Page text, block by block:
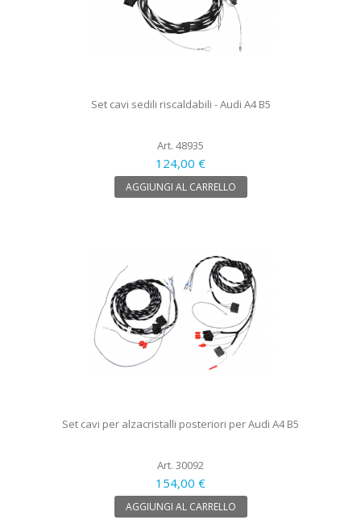
Set cavi sedili riscaldabili - Audi A4 B5
Art. 48935
124,00 €
AGGIUNGI AL CARRELLO
Set cavi per alzacristalli posteriori per Audi A4 B5
Art. 30092
154,00 €
AGGIUNGI AL CARRELLO